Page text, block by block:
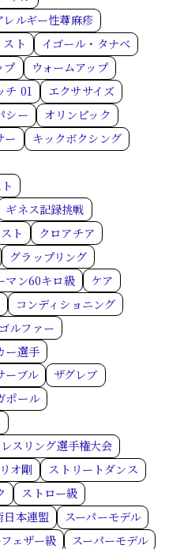
レルギー性蕁麻疹
スト
イゴール・タナベ
プ
ウォームアップ
チ 01
エクササイズ
シー
オリンピック
ー
キックボクシング
ギネス記録挑戦
ト
クロアチア
グラップリング
マン60キロ級
ケア
コンディショニング
ゴルファー
ー選手
ーブル
ザグレブ
ポール
スリング選手権大会
オ剛
ストリートダンス
ストロー級
日本連盟
スーパーモデル
ェザー級
スーパーモデル